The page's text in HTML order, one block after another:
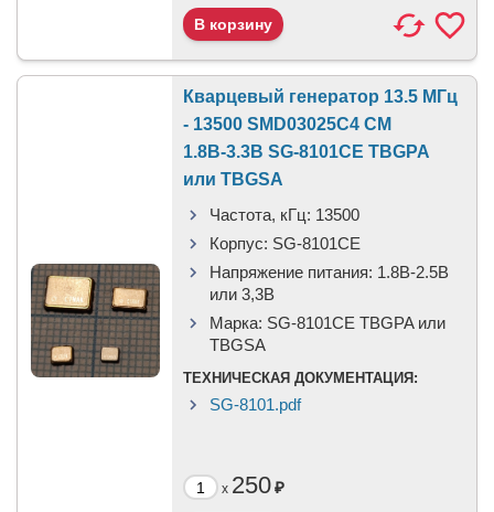
Кварцевый генератор 13.5 МГц
- 13500 SMD03025C4 CM
1.8В-3.3В SG-8101CE TBGPA
или TBGSA
Частота, кГц: 13500
Корпус: SG-8101CE
Напряжение питания: 1.8В-2.5B
или 3,3B
Марка: SG-8101CE TBGPA или
TBGSA
ТЕХНИЧЕСКАЯ ДОКУМЕНТАЦИЯ:
SG-8101.pdf
x 250₽